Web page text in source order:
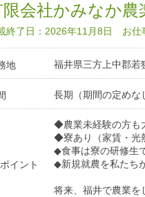
限会社かみなか農
終了日：2026年11月8日 お仕
地 福井県三方上中郡若
長期（期間の定めな
イント
◆農業未経験の方も
◆寮あり（家賃・光
◆食事は寮の研修生
◆新規就農を私たち
将来、福井で農業を